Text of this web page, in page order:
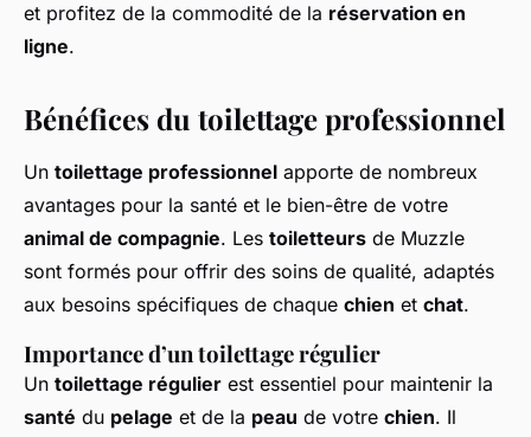
et profitez de la commodité de la réservation en
ligne.
Bénéfices du toilettage professionnel
Un toilettage professionnel apporte de nombreux
avantages pour la santé et le bien-être de votre
animal de compagnie. Les toiletteurs de Muzzle
sont formés pour offrir des soins de qualité, adaptés
aux besoins spécifiques de chaque chien et chat.
Importance d’un toilettage régulier
Un toilettage régulier est essentiel pour maintenir la
santé du pelage et de la peau de votre chien. Il